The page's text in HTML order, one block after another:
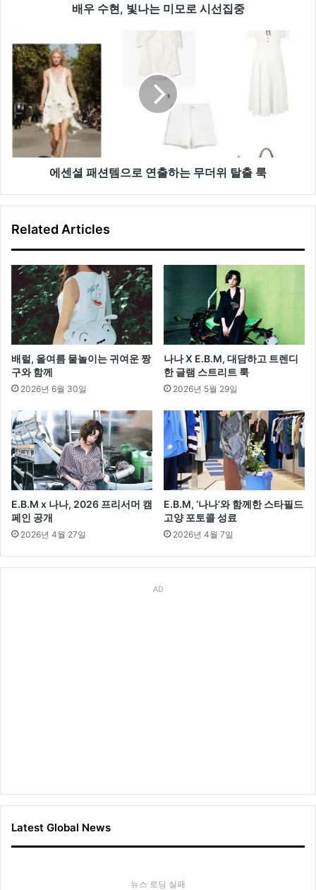
집
중
배우 수현, 빛나는 미모로 시선집중
센
셜
션
템
으
연
더
출
룩
에센셜 패션템으로 연출하는 무더위 탈출 룩
Related Articles
배럴, 올여름 물놀이는 귀여운 짱
구와 함께
2026년 6월 30일
나나 X E.B.M, 대담하고 트렌디
한 글램 스트리트 룩
2026년 5월 29일
E.B.M x 나나, 2026 프리서머 캠
페인 공개
2026년 4월 27일
E.B.M, ‘나나’와 함께한 스타필드
고양 포토콜 성료
2026년 4월 7일
AD
Latest Global News
뉴스 로딩 실패